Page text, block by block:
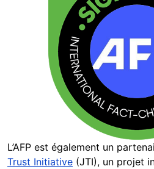
L’AFP est également un
Trust Initiative (JTI), un projet